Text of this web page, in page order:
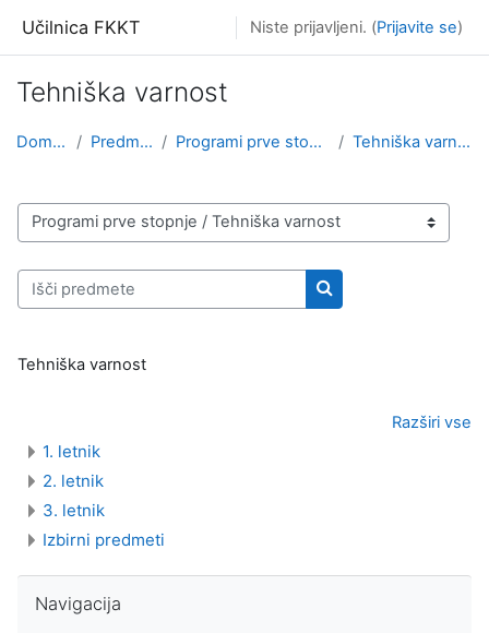
Učilnica FKKT Niste prijavljeni. (Prijavite se)
Tehniška varnost
Domov Predmeti Programi prve stopnje Tehniška varnost
Kategorije predmetov
Išči predmete
Išči predmete
Tehniška varnost
Razširi vse
1. letnik
2. letnik
3. letnik
Izbirni predmeti
Navigacija